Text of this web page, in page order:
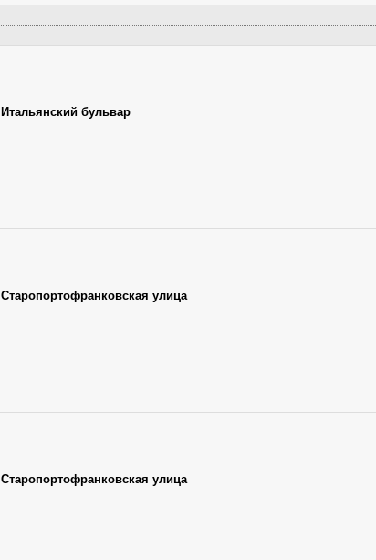
Итальянский бульвар
Старопортофранковская улица
Старопортофранковская улица